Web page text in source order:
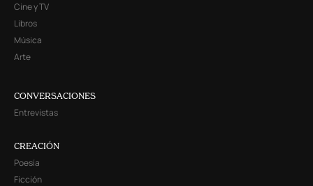
Cine y TV
Libros
Música
Arte
CONVERSACIONES
Entrevistas
CREACIÓN
Poesía
Ficción